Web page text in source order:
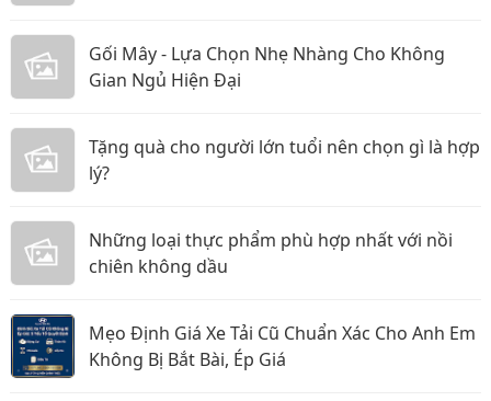
Gối Mây - Lựa Chọn Nhẹ Nhàng Cho Không
Gian Ngủ Hiện Đại
Tặng quà cho người lớn tuổi nên chọn gì là hợp
lý?
Những loại thực phẩm phù hợp nhất với nồi
chiên không dầu
Mẹo Định Giá Xe Tải Cũ Chuẩn Xác Cho Anh Em
Không Bị Bắt Bài, Ép Giá